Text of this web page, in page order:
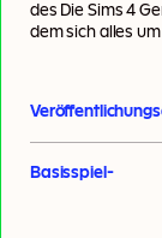
des Die Sims 4
dem sich alles
Nacht und den
Kerzenschein
perfekten Ort für
einem Date zu
Basisspiel-